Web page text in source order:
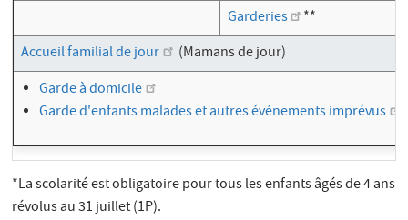
Garderies
**
Accueil familial de jour
(Mamans de jour)
Garde à domicile
Garde d'enfants malades et autres événements imprévus
*La scolarité est obligatoire pour tous les enfants âgés de 4 ans
révolus au 31 juillet (1P).